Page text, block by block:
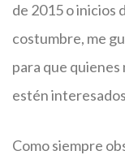
de 2015 o inicios
costumbre, me
para que quienes
estén
Como siempre